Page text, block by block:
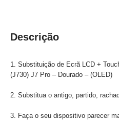
Descrição
1. Substituição de Ecrã LCD +
(J730) J7 Pro – Dourado – (OLED)
2. Substitua o antigo, partido,
3. Faça o seu dispositivo parecer